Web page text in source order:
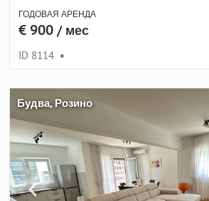
ГОДОВАЯ АРЕНДА
€ 900 / мес
ID 8114 •
Будва, Розино